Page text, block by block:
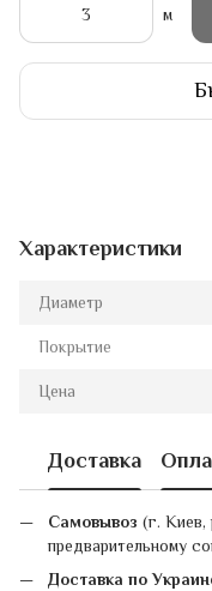
м
Характеристики
Диаметр
Покрытие
Цена
Доставка
Самовывоз (г.
предварительному
Доставка по